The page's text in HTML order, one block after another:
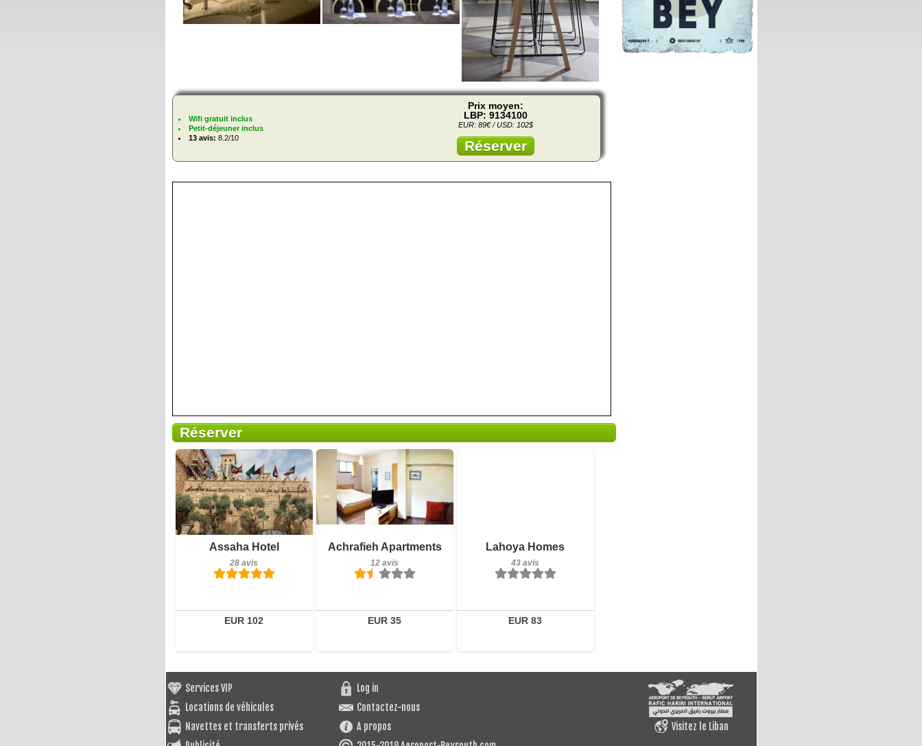
Wifi gratuit inclus
Petit-déjeuner inclus
13 avis: 8.2/10
Prix moyen:
LBP: 9134100
EUR: 89€ / USD: 102$
Réserver
Réserver
Assaha Hotel
28 avis
EUR 102
Petit-déjeuner inclus
28 avis
Réserver
Achrafieh Apartments
12 avis
EUR 35
12 avis
Détails
Réserver
Lahoya Homes
43 avis
EUR 83
Détails
Réserver
Services VIP
Locations de véhicules
Navettes et transferts privés
Log in
Contactez-nous
A propos
Visitez le Liban